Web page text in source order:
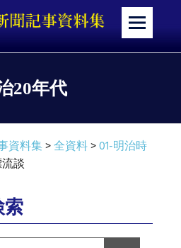
メ
20年代
資料集>全資料>01-明治時
談